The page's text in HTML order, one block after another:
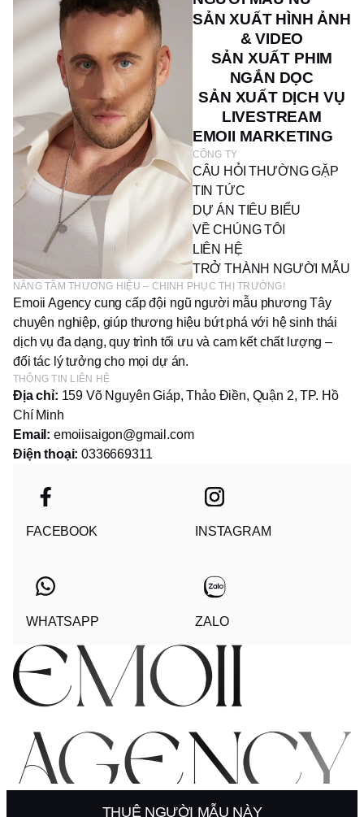
THUÊ NGƯỜI MẪU NÀY
SẢN XUẤT HÌNH ẢNH
& VIDEO
SẢN XUẤT PHIM
NGẮN DỌC
SẢN XUẤT DỊCH VỤ
LIVESTREAM
EMOII MARKETING
CÔNG TY
CÂU HỎI THƯỜNG GẶP
TIN TỨC
DỰ ÁN TIÊU BIỂU
VỀ CHÚNG TÔI
LIÊN HỆ
TRỞ THÀNH NGƯỜI MẪU
NÂNG TẦM THƯƠNG HIỆU – CHINH PHỤC THỊ TRƯỜNG!
Emoii Agency cung cấp đội ngũ người mẫu phương Tây
chuyên nghiệp, giúp thương hiệu bứt phá với hệ sinh thái
dịch vụ đa dạng, quy trình tối ưu và cam kết chất lượng –
đối tác lý tưởng cho mọi dự án.
THÔNG TIN LIÊN HỆ
Địa chỉ: 159 Võ Nguyên Giáp, Thảo Điền, Quận 2, TP. Hồ
Chí Minh
Email: emoiisaigon@gmail.com
Điện thoại: 0336669311
FACEBOOK INSTAGRAM
WHATSAPP ZALO
© 2025 - EMOII AGENCY COMPANY LIMITED